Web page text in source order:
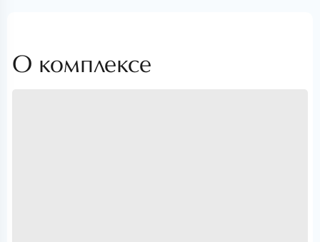
О комплексе